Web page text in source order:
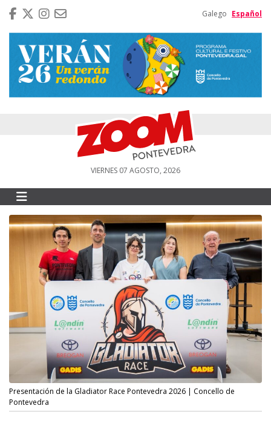
Galego Español
VIERNES 07 AGOSTO, 2026
Presentación de la Gladiator Race Pontevedra 2026 | Concello de
Pontevedra